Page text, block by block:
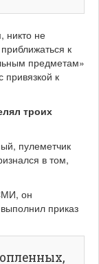
никто не
к
предметам»
к
троих
пулеметчик
в том,
он
приказ